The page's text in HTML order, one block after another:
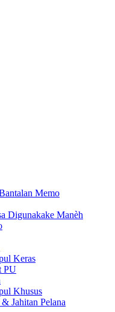
Memo
Digunakake Manèh
Keras
PU
Khusus
Jahitan Pelana